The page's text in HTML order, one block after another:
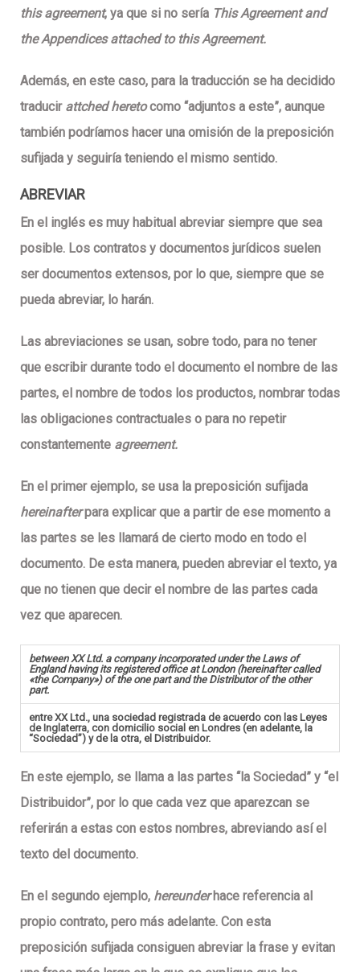
this agreement, ya que si no sería This Agreement and
the Appendices attached to this Agreement.
Además, en este caso, para la traducción se ha decidido
traducir attched heretocomo “adjuntos a este”, aunque
también podríamos hacer una omisión de la preposición
sufijada y seguiría teniendo el mismo sentido.
ABREVIAR
En el inglés es muy habitual abreviar siempre que sea
posible. Los contratos y documentos jurídicos suelen
ser documentos extensos, por lo que, siempre que se
pueda abreviar, lo harán.
Las abreviaciones se usan, sobre todo, para no tener
que escribir durante todo el documento el nombre de las
partes, el nombre de todos los productos, nombrar todas
las obligaciones contractuales o para no repetir
constantemente agreement.
En el primer ejemplo, se usa la preposición sufijada
hereinafterpara explicar que a partir de ese momento a
las partes se les llamará de cierto modo en todo el
documento. De esta manera, pueden abreviar el texto, ya
que no tienen que decir el nombre de las partes cada
vez que aparecen.
between XX Ltd. a company incorporated under the Laws of
England having its registered office at London (hereinafter called
«the Company») of the one part and the Distributor of the other
part.
entre XX Ltd., una sociedad registrada de acuerdo con las Leyes
de Inglaterra, con domicilio social en Londres (en adelante, la
“Sociedad”) y de la otra, el Distribuidor.
En este ejemplo, se llama a las partes “la Sociedad” y “el
Distribuidor”, por lo que cada vez que aparezcan se
referirán a estas con estos nombres, abreviando así el
texto del documento.
En el segundo ejemplo, hereunderhace referencia al
propio contrato, pero más adelante. Con esta
preposición sufijada consiguen abreviar la frase y evitan